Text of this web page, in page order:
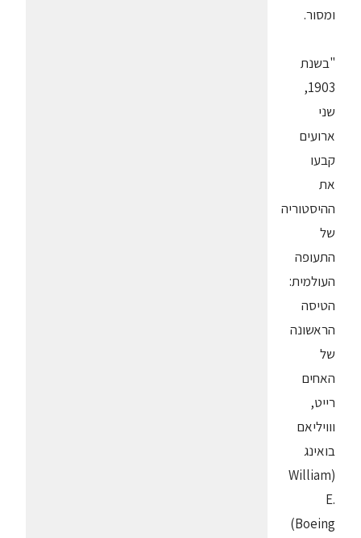
ומסור.
"בשנת
1903,
שני
ארועים
קבעו
את
ההיסטוריה
של
התעופה
העולמית:
הטיסה
הראשונה
של
האחים
רייט,
ווויליאם
בואינג
(William
E.
Boeing)